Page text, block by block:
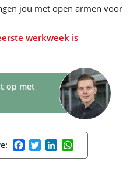
jou met open armen voor
werkweek is
op met
Facebook
TwitterLinkedIn